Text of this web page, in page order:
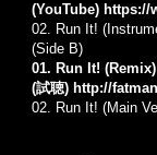
(YouTube) https://
02. Run It!
(Side B)
01. Run It!
(試聴) http://
02. Run It! (Main